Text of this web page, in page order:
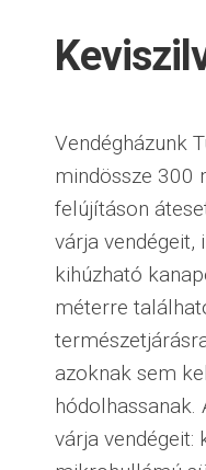
Vendégházunk
mindössze 300
felújításon
várja
kihúzható
méterre
azoknak sem
hódolhassanak.
várja vendégeit: